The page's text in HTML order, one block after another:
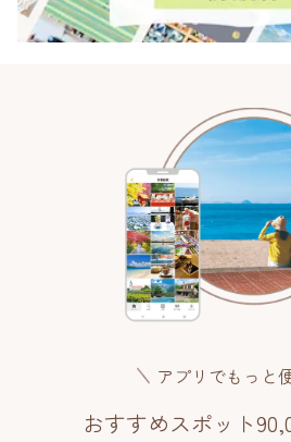
アプリでもっと
おすすめスポット